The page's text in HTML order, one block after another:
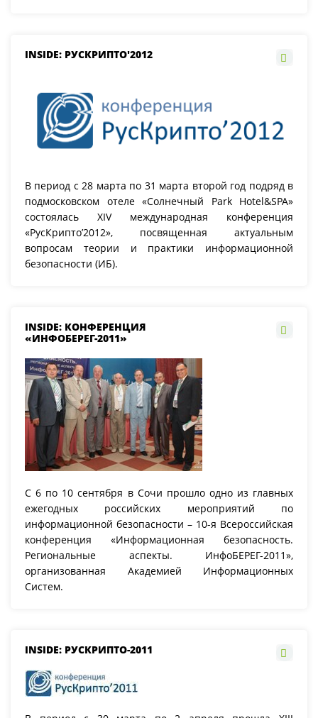
INSIDE: РУСКРИПТО'2012
В период с 28 марта по 31 марта второй год подряд в
подмосковском отеле «Солнечный Park Hotel&SPA»
состоялась XIV международная конференция
«РусКрипто’2012», посвященная актуальным
вопросам теории и практики информационной
безопасности (ИБ).
INSIDE: КОНФЕРЕНЦИЯ
«ИНФОБЕРЕГ-2011»
С 6 по 10 сентября в Сочи прошло одно из главных
ежегодных российских мероприятий по
информационной безопасности – 10-я Всероссийская
конференция «Информационная безопасность.
Региональные аспекты. ИнфоБЕРЕГ-2011»,
организованная Академией Информационных
Систем.
INSIDE: РУСКРИПТО-2011